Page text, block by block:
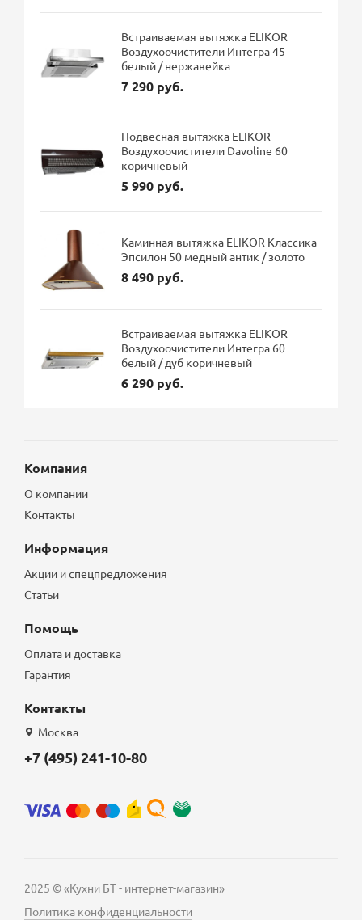
Встраиваемая вытяжка ELIKOR
Воздухоочистители Интегра 45
белый / нержавейка
7 290 руб.
Подвесная вытяжка ELIKOR
Воздухоочистители Davoline 60
коричневый
5 990 руб.
Каминная вытяжка ELIKOR Классика
Эпсилон 50 медный антик / золото
8 490 руб.
Встраиваемая вытяжка ELIKOR
Воздухоочистители Интегра 60
белый / дуб коричневый
6 290 руб.
Компания
О компании
Контакты
Информация
Акции и спецпредложения
Статьи
Помощь
Оплата и доставка
Гарантия
Контакты
Москва
+7 (495) 241-10-80
2025 © «Кухни БТ - интернет-магазин»
Политика конфиденциальности